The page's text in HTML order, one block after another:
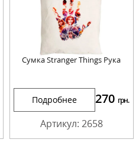
Сумка Stranger Things Рука
Подробнее 270 грн.
Артикул: 2658